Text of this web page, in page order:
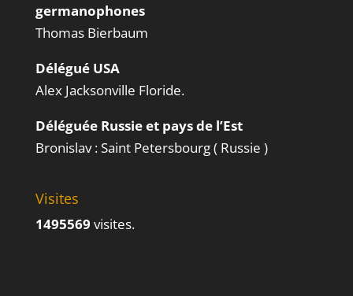
germanophones
Thomas Bierbaum
Délégué USA
Alex Jacksonville Floride.
Déléguée Russie et pays de l’Est
Bronislav : Saint Petersbourg ( Russie )
Visites
1495569 visites.